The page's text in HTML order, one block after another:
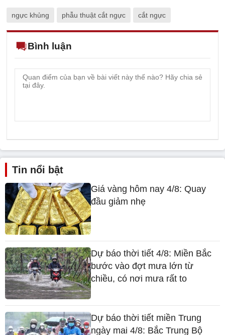
ngực khủng phẫu thuật cắt ngực cắt ngực
Bình luận
Tin nổi bật
Giá vàng hôm nay 4/8: Quay
đầu giảm nhẹ
Dự báo thời tiết 4/8: Miền Bắc
bước vào đợt mưa lớn từ
chiều, có nơi mưa rất to
Dự báo thời tiết miền Trung
ngày mai 4/8: Bắc Trung Bộ